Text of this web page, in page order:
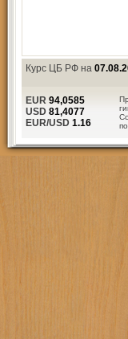
Курс ЦБ РФ на
EUR 94,0585
USD 81,4077
EUR/USD 1.16